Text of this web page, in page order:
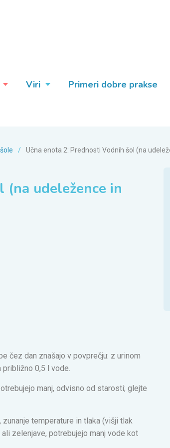
Viri Primeri dobre prakse
/ Učna enota 2: Prednosti Vodnih šol (na
(na udeležence in
čez dan znašajo v povprečju: z urinom
0,5 l vode.
manj, odvisno od starosti; glejte
temperature in tlaka (višji tlak
zelenjave, potrebujejo manj vode kot